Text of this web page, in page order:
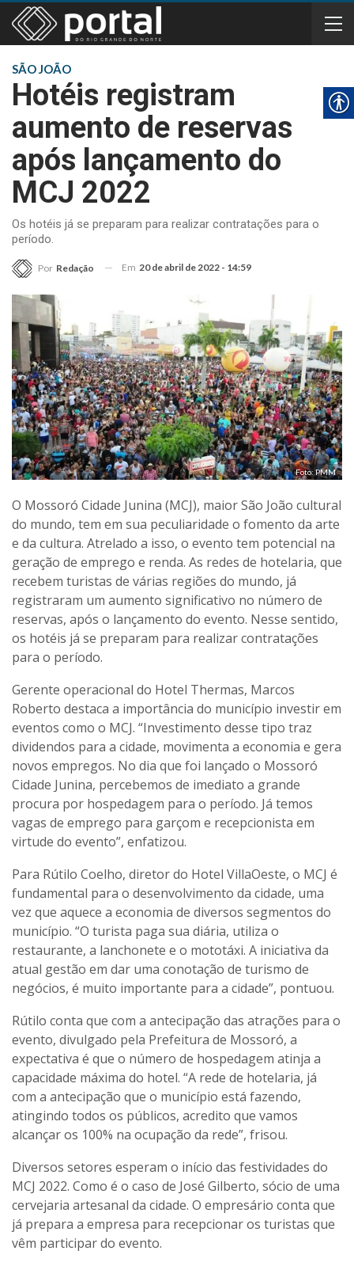
SÃO JOÃO
Hotéis registram
aumento de reservas
após lançamento do
MCJ 2022
Os hotéis já se preparam para realizar contratações para o
período.
Por Redação Em 20 de abril de 2022 - 14:59
Foto: PMM
O Mossoró Cidade Junina (MCJ), maior São João cultural
do mundo, tem em sua peculiaridade o fomento da arte
e da cultura. Atrelado a isso, o evento tem potencial na
geração de emprego e renda. As redes de hotelaria, que
recebem turistas de várias regiões do mundo, já
registraram um aumento significativo no número de
reservas, após o lançamento do evento. Nesse sentido,
os hotéis já se preparam para realizar contratações
para o período.
Gerente operacional do Hotel Thermas, Marcos
Roberto destaca a importância do município investir em
eventos como o MCJ. “Investimento desse tipo traz
dividendos para a cidade, movimenta a economia e gera
novos empregos. No dia que foi lançado o Mossoró
Cidade Junina, percebemos de imediato a grande
procura por hospedagem para o período. Já temos
vagas de emprego para garçom e recepcionista em
virtude do evento”, enfatizou.
Para Rútilo Coelho, diretor do Hotel VillaOeste, o MCJ é
fundamental para o desenvolvimento da cidade, uma
vez que aquece a economia de diversos segmentos do
município. “O turista paga sua diária, utiliza o
restaurante, a lanchonete e o mototáxi. A iniciativa da
atual gestão em dar uma conotação de turismo de
negócios, é muito importante para a cidade”, pontuou.
Rútilo conta que com a antecipação das atrações para o
evento, divulgado pela Prefeitura de Mossoró, a
expectativa é que o número de hospedagem atinja a
capacidade máxima do hotel. “A rede de hotelaria, já
com a antecipação que o município está fazendo,
atingindo todos os públicos, acredito que vamos
alcançar os 100% na ocupação da rede”, frisou.
Diversos setores esperam o início das festividades do
MCJ 2022. Como é o caso de José Gilberto, sócio de uma
cervejaria artesanal da cidade. O empresário conta que
já prepara a empresa para recepcionar os turistas que
vêm participar do evento.